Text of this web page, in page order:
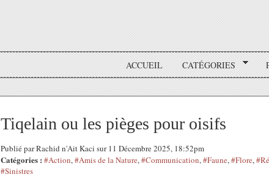
ACCUEIL CATÉGORIES
Tiqelain ou les pièges pour oisifs
Publié par Rachid n'Ait Kaci sur 11 Décembre 2025, 18:52pm
Catégories : #Action,#Amis de la Nature,#Communication,#Faune,#Flore,
#Sinistres